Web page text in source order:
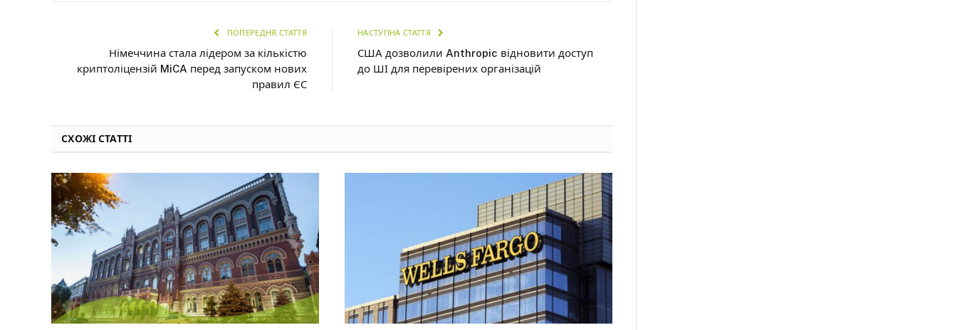
ПОПЕРЕДНЯ СТАТТЯ
Німеччина стала лідером за кількістю
криптоліцензій MiCA перед запуском нових
правил ЄС
НАСТУПНА СТАТТЯ
США дозволили Anthropic відновити доступ
до ШІ для перевірених організацій
СХОЖІ СТАТТІ